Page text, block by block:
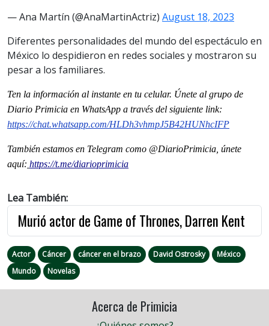
— Ana Martín (@AnaMartinActriz) August 18, 2023
Diferentes personalidades del mundo del espectáculo en
México lo despidieron en redes sociales y mostraron su
pesar a los familiares.
Ten la información al instante en tu celular. Únete al grupo de
Diario Primicia en WhatsApp a través del siguiente link:
https://chat.whatsapp.com/HLDh3vhmpJ5B42HUNhcIFP
También estamos en Telegram como @DiarioPrimicia, únete
aquí: https://t.me/diarioprimicia
Lea También:
Murió actor de Game of Thrones, Darren Kent
Actor Cáncer cáncer en el brazo David Ostrosky
México
Mundo
Novelas
Acerca de Primicia